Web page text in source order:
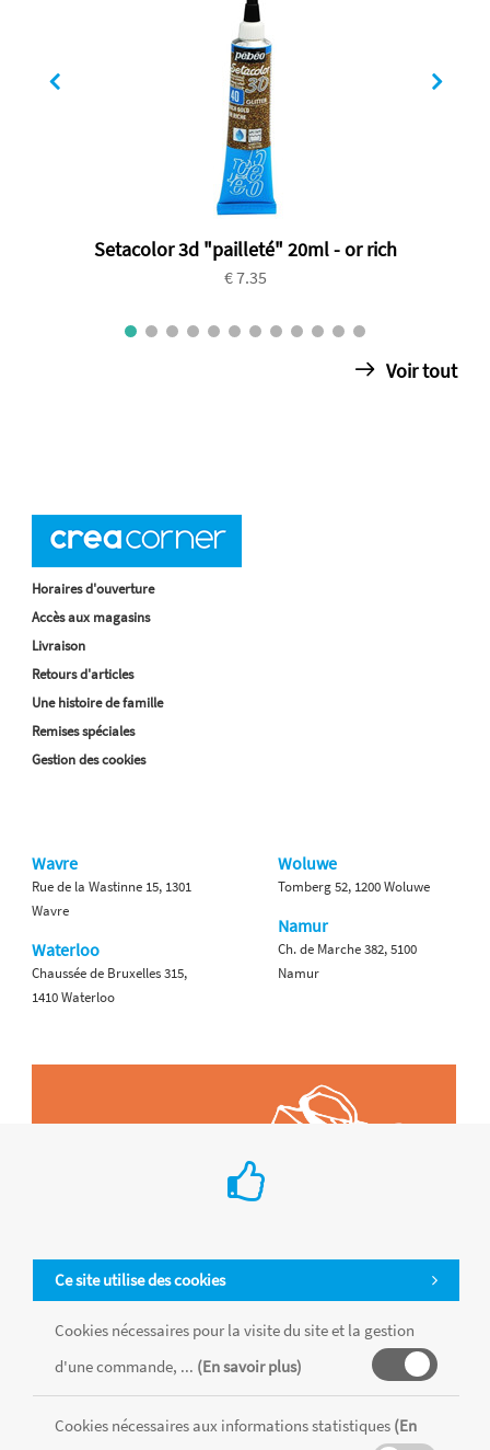
Setacolor 3d "pailleté" 20ml - or rich
€ 7.35
Voir tout
Ce site utilise des cookies
Cookies nécessaires pour la visite du site et la gestion
d'une commande, ... (En savoir plus)
Cookies nécessaires aux informations statistiques (En
Horaires d'ouverture
Accès aux magasins
Livraison
Retours d'articles
Une histoire de famille
Remises spéciales
Gestion des cookies
Wavre
Rue de la Wastinne 15, 1301
Wavre
Waterloo
Chaussée de Bruxelles 315,
1410 Waterloo
Woluwe
Tomberg 52, 1200 Woluwe
Namur
Ch. de Marche 382, 5100
Namur
Tous les produits sont vendus dans la limite des stocks disponibles de